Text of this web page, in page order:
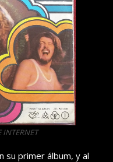
INTERNET
su primer álbum, y al